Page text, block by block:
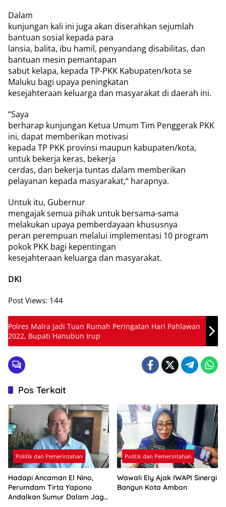
Dalam
kunjungan kali ini juga akan diserahkan sejumlah
bantuan sosial kepada para
lansia, balita, ibu hamil, penyandang disabilitas, dan
bantuan mesin pemantapan
sabut kelapa, kepada TP-PKK Kabupaten/kota se
Maluku bagi upaya peningkatan
kesejahteraan keluarga dan masyarakat di daerah ini.
“Saya
berharap kunjungan Ketua Umum Tim Penggerak PKK
ini, dapat memberikan motivasi
kepada TP PKK provinsi maupun kabupaten/kota,
untuk bekerja keras, bekerja
cerdas, dan bekerja tuntas dalam memberikan
pelayanan kepada masyarakat,“ harapnya.
Untuk itu, Gubernur
mengajak semua pihak untuk bersama-sama
melakukan upaya pemberdayaan khususnya
peran perempuan melalui implementasi 10 program
pokok PKK bagi kepentingan
kesejahteraan keluarga dan masyarakat.
DKI
Post Views: 144
Polres Malra Jadi Tuan Rumah Peringatan Hari Pahlawan
2022, Bupati Hanubun Irup
Pos Terkait
Politik dan Pemerintahan
Hadapi Ancaman El Nino,
Perumdam Tirta Yapono
Andalkan Sumur Dalam Jaga
Politik dan Pemerintahan
Wawali Ely Ajak IWAPI Sinergi
Bangun Kota Ambon